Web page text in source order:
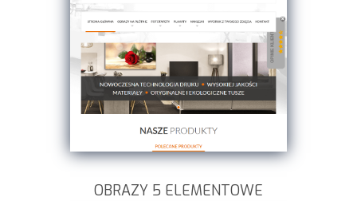
OBRAZY 5 ELEMENTOWE